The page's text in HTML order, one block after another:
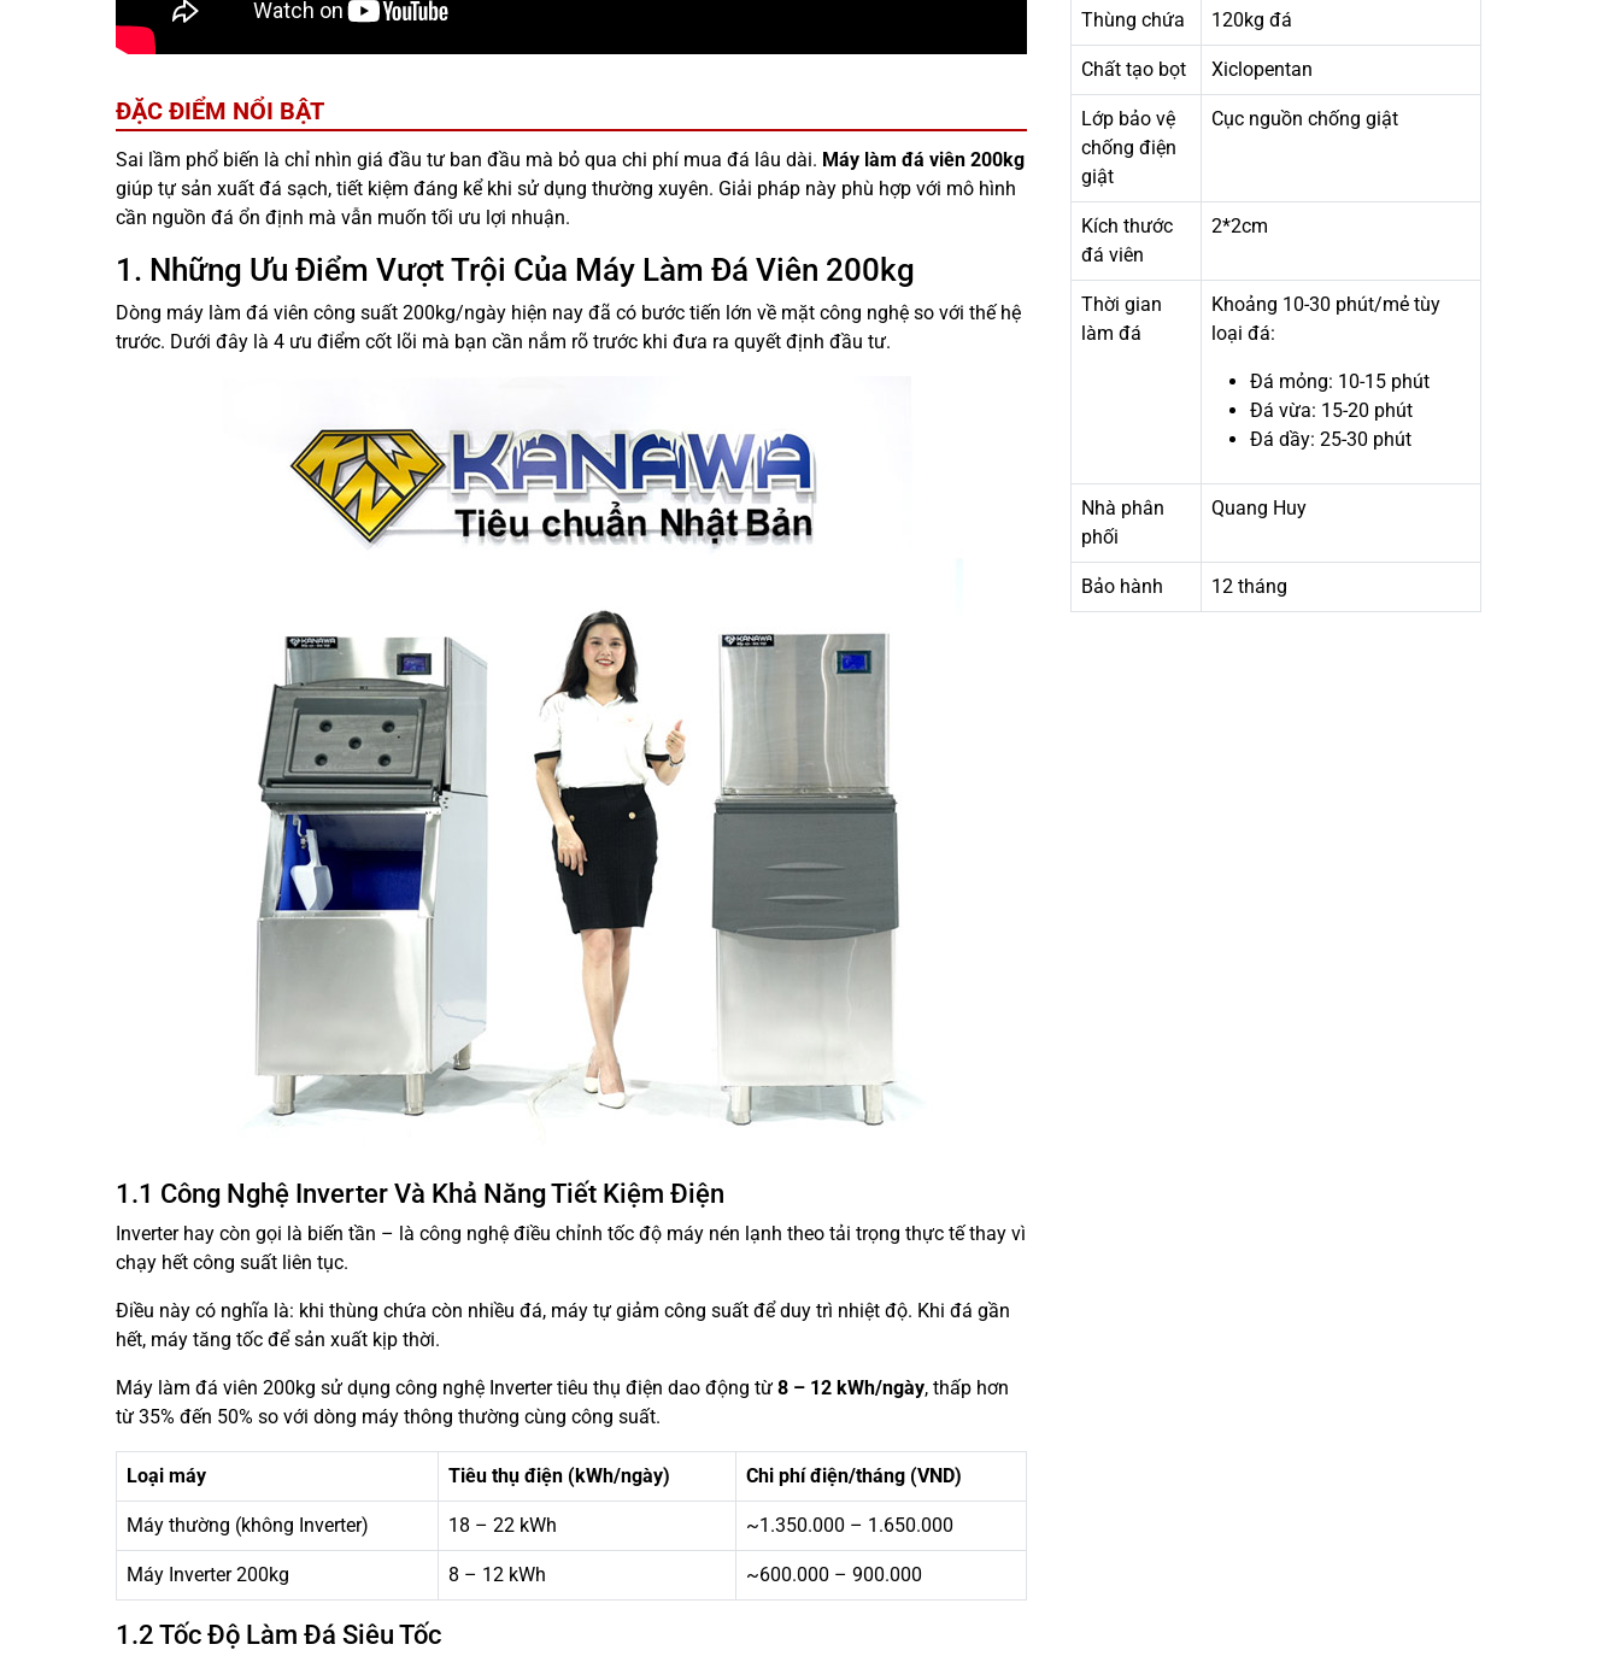
Thùng chứa 120kg đá
Chất tạo bọt Xiclopentan
Lớp bảo vệ
chống điện
giật
Cục nguồn chống giật
Kích thước
đá viên
2*2cm
Thời gian
làm đá
Khoảng 10-30 phút/mẻ tùy
loại đá:
Đá mỏng: 10-15 phút
Đá vừa: 15-20 phút
Đá dầy: 25-30 phút
Nhà phân
phối
Quang Huy
Bảo hành 12 tháng
ĐẶC ĐIỂM NỔI BẬT
Sai lầm phổ biến là chỉ nhìn giá đầu tư ban đầu mà bỏ qua chi phí mua đá lâu dài. Máy làm đá viên 200kg
giúp tự sản xuất đá sạch, tiết kiệm đáng kể khi sử dụng thường xuyên. Giải pháp này phù hợp với mô hình
cần nguồn đá ổn định mà vẫn muốn tối ưu lợi nhuận.
1. Những Ưu Điểm Vượt Trội Của Máy Làm Đá Viên 200kg
Dòng máy làm đá viên công suất 200kg/ngày hiện nay đã có bước tiến lớn về mặt công nghệ so với thế hệ
trước. Dưới đây là 4 ưu điểm cốt lõi mà bạn cần nắm rõ trước khi đưa ra quyết định đầu tư.
1.1 Công Nghệ Inverter Và Khả Năng Tiết Kiệm Điện
Inverter hay còn gọi là biến tần – là công nghệ điều chỉnh tốc độ máy nén lạnh theo tải trọng thực tế thay vì
chạy hết công suất liên tục.
Điều này có nghĩa là: khi thùng chứa còn nhiều đá, máy tự giảm công suất để duy trì nhiệt độ. Khi đá gần
hết, máy tăng tốc để sản xuất kịp thời.
Máy làm đá viên 200kg sử dụng công nghệ Inverter tiêu thụ điện dao động từ 8 – 12 kWh/ngày, thấp hơn
từ 35% đến 50% so với dòng máy thông thường cùng công suất.
Loại máy Tiêu thụ điện (kWh/ngày) Chi phí điện/tháng (VND)
Máy thường (không Inverter) 18 – 22 kWh ~1.350.000 – 1.650.000
Máy Inverter 200kg 8 – 12 kWh ~600.000 – 900.000
1.2 Tốc Độ Làm Đá Siêu Tốc